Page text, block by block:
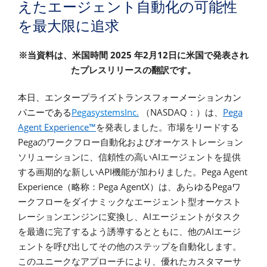
えたエージェント自動化の可能性
を最大限に追求
※当資料は、米国時間 2025 年2月 12 日に米国で発表され
たプレスリリースの翻訳です。
本日、エンタープライズトランスフォーメーションカン
パニーであるPegasystemsInc. （NASDAQ ：）は、 Pega
Agent Experience™を発表しました。市場をリードする
Pegaのワークフロー自動化およびオーケストレーション
ソリューションに、信頼性の高いAIエージェントを提供
する画期的な新しいAPI機能が加わりました。 Pega Agent
Experience （略称： Pega AgentX）は、あらゆるPegaワ
ークフローをダイナミックなエージェント型オーケスト
レーションエンジンに変換し、 AIエージェントがタスク
を最適に完了するよう誘導するとともに、他のAIエージ
ェントを呼び出してその他のステップを自動化します。
このユニークなアプローチにより、優れたカスタマーサ